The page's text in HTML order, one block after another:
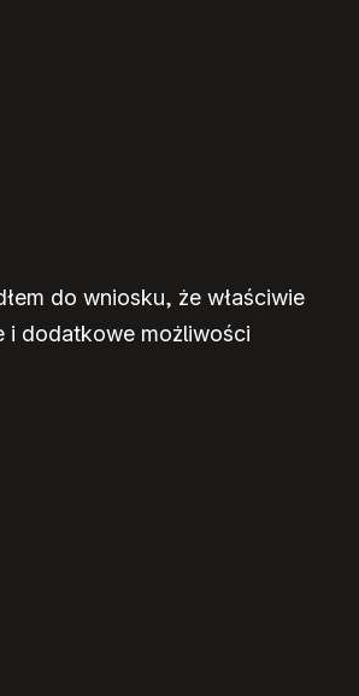
do wniosku, że właściwie
i dodatkowe możliwości